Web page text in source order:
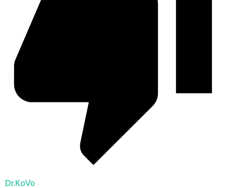
Dr.KoVo